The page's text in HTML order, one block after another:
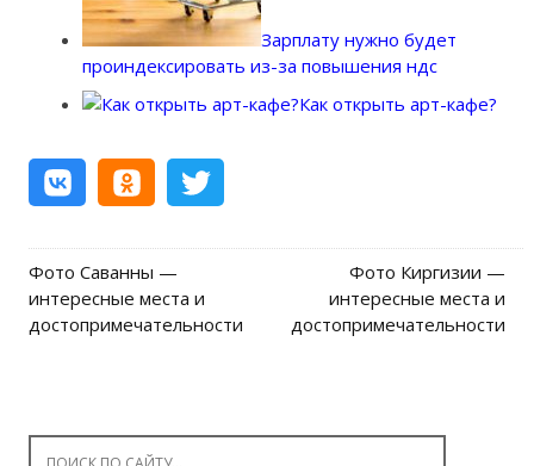
Зарплату нужно будет
проиндексировать из-за повышения ндс
Как открыть арт-кафе?
Post navigation
Фото Саванны —
интересные места и
достопримечательности
Фото Киргизии —
интересные места и
достопримечательности